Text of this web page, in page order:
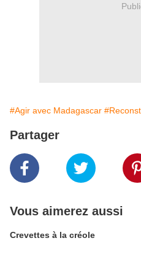
#Agir avec Madagascar
Partager
Vous aimerez aussi
Crevettes à la créole